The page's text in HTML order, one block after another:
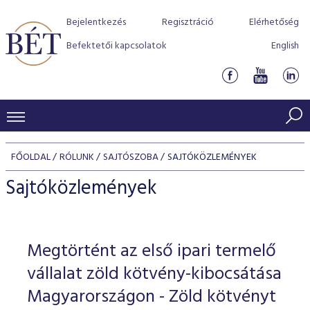
Bejelentkezés Regisztráció
Elérhetőség
Befektetői kapcsolatok
English
KERESKEDÉSI ADATOK
INDEXEK
Jelzáloglevél indexek
Vállalati kötvény indexek
Azonnali Piac
Származékos piac
BEFEKTETŐK
Részvény szekció
Hitelpapír szekció
BÉT szabályzatok
Befektetővédelem
Alkalmazott díjstruktúra
Elszámolás
Részvény és vállalati kötvény tőzsdei bevezetését
program
BÉT Xtend - Részvénypiac egyszerűen
TŐZSDETAGOK
Tőzsdetagok, üzletkötők
VENDOROK
FŐOLDAL RÓLUNK SAJTÓSZOBA SAJTÓKÖZLEMÉNYEK
Sajtóközlemények
Megtörtént az első ipari termelő
vállalat zöld kötvény-kibocsátása
Magyarországon - Zöld kötvényt